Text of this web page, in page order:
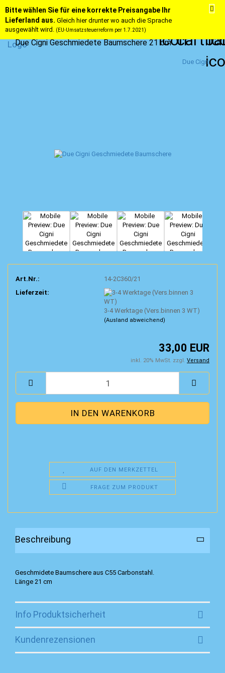
Bitte wählen Sie für eine korrekte Preisangabe Ihr
Lieferland aus. Gleich hier drunter wo auch die Sprache
ausgewählt wird. (EU-Umsatzsteuerreform per 1.7.2021)
Due Cigni Geschmiedete Baumschere 21 cm
Due Cigni
Art.Nr.:
14-2C360/21
Lieferzeit:
3-4 Werktage (Vers.binnen 3 WT)
(Ausland abweichend)
33,00 EUR
inkl. 20% MwSt. zzgl. Versand
AUF DEN MERKZETTEL
FRAGE ZUM PRODUKT
Beschreibung
Geschmidete Baumschere aus C55 Carbonstahl.
Länge 21 cm
Info Produktsicherheit
Kundenrezensionen